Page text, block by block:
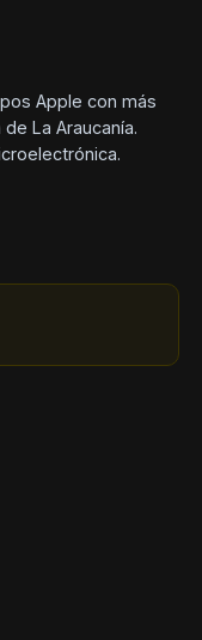
Apple con más
La Araucanía.